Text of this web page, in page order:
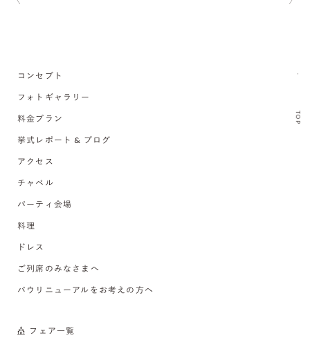
TOP
コンセプト
フォトギャラリー
料金プラン
挙式レポート & ブログ
アクセス
チャペル
パーティ会場
料理
ドレス
ご列席のみなさまへ
バウリニューアルをお考えの方へ
フェア一覧